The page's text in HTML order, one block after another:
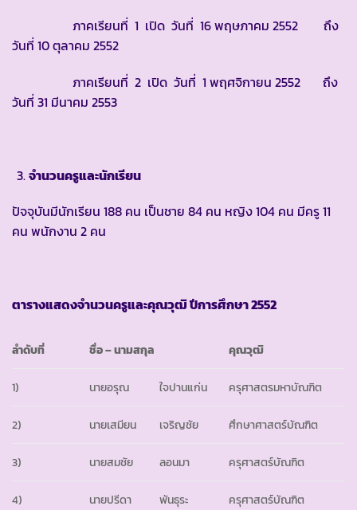
ภาคเรียนที่ 1 เปิด วันที่ 16 พฤษภาคม 2552 ถึง
วันที่ 10 ตุลาคม 2552
ภาคเรียนที่ 2 เปิด วันที่ 1 พฤศจิกายน 2552 ถึง
วันที่ 31 มีนาคม 2553
จำนวนครูและนักเรียน
ปัจจุบันมีนักเรียน 188 คน เป็นชาย 84 คน หญิง 104 คน มีครู 11
คน พนักงาน 2 คน
ตารางแสดงจำนวนครูและคุณวุฒิ ปีการศึกษา2552
ลำดับที่ ชื่อ–นามสกุล คุณวุฒิ
1) นายอรุณ ใจปานแก่น ครุศาสตรมหาบัณฑิต
2) นายเสมียน เจริญชัย ศึกษาศาสตร์บัณฑิต
3) นายสมชัย ลอนมา ครุศาสตร์บัณฑิต
4) นายปรีดา พันธุระ ครุศาสตร์บัณฑิต